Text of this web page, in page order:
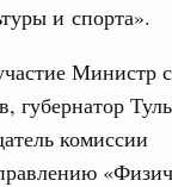
и спорта».
Министр
губернатор
комиссии
суббота
НДФЛ